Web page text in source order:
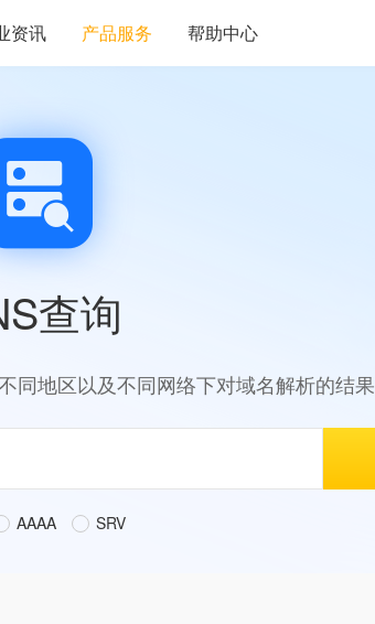
资讯 产品服务 帮助中心
查询
同地区以及不同网络下对域名解析的结果
AAAA SRV